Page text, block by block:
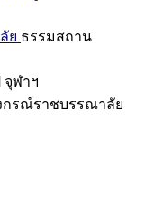
ย ธรรมสถาน
จุฬาฯ
กรณ์ราชบรรณาลัย